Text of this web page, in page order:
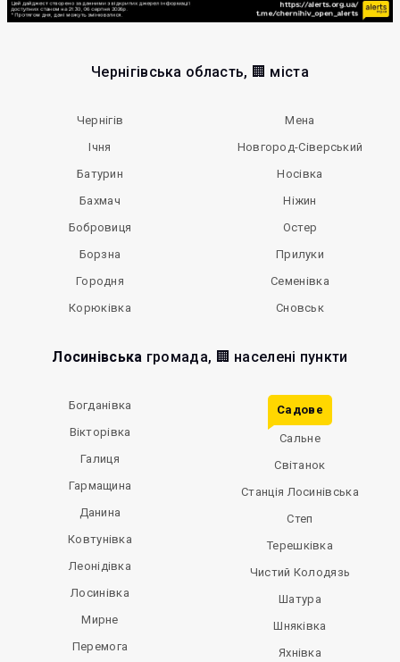
Чернігівська область, 🏢 міста
Чернігів
Ічня
Батурин
Бахмач
Бобровиця
Борзна
Городня
Корюківка
Мена
Новгород-Сіверський
Носівка
Ніжин
Остер
Прилуки
Семенівка
Сновськ
Лосинівська громада, 🏢 населені пункти
Богданівка
Вікторівка
Галиця
Гармащина
Данина
Ковтунівка
Леонідівка
Лосинівка
Мирне
Перемога
Садове
Сальне
Світанок
Станція Лосинівська
Степ
Терешківка
Чистий Колодязь
Шатура
Шняківка
Яхнівка